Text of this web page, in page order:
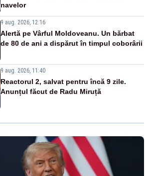
navelor
9 aug. 2026, 12:16
Alertă pe Vârful Moldoveanu. Un bărbat
de 80 de ani a dispărut în timpul coborârii
9 aug. 2026, 11:40
Reactorul 2, salvat pentru încă 9 zile.
Anunțul făcut de Radu Miruță